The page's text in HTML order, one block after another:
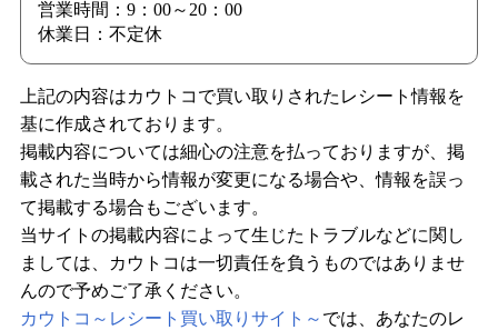
営業時間：9：00～20：00
休業日：不定休
上記の内容はカウトコで買い取りされたレシート情報を
基に作成されております。
掲載内容については細心の注意を払っておりますが、掲
載された当時から情報が変更になる場合や、情報を誤っ
て掲載する場合もございます。
当サイトの掲載内容によって生じたトラブルなどに関し
ましては、カウトコは一切責任を負うものではありませ
んので予めご了承ください。
カウトコ～レシート買い取りサイト～ では、あなたのレ